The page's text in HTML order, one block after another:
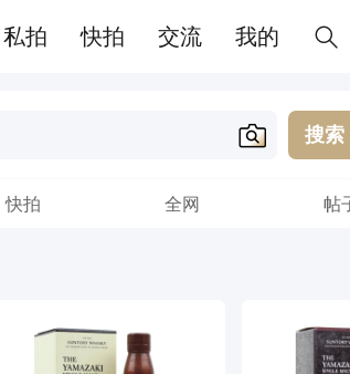
私拍 快拍 交流 我的
搜索
快拍 全网 帖